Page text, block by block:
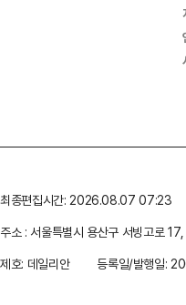
최종편집시간: 2026.08.07 07:23
주소 : 서울특별시 용산구 서빙고로
제호: 데일리안
등록일/발행일: